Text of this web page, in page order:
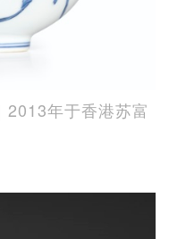
2013年于香港苏富